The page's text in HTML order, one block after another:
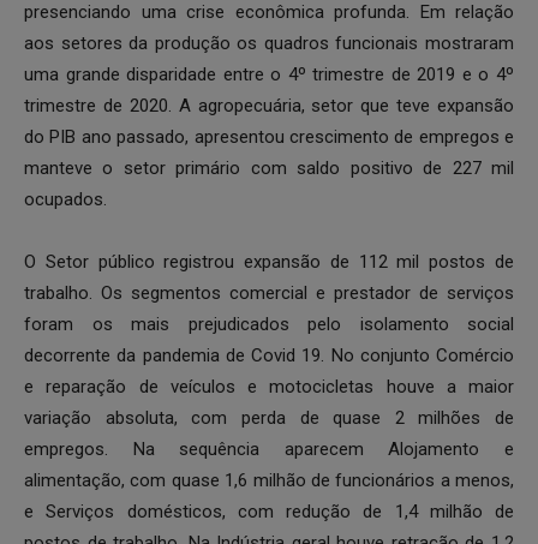
presenciando uma crise econômica profunda. Em relação
aos setores da produção os quadros funcionais mostraram
uma grande disparidade entre o 4º trimestre de 2019 e o 4º
trimestre de 2020. A agropecuária, setor que teve expansão
do PIB ano passado, apresentou crescimento de empregos e
manteve o setor primário com saldo positivo de 227 mil
ocupados.
O Setor público registrou expansão de 112 mil postos de
trabalho. Os segmentos comercial e prestador de serviços
foram os mais prejudicados pelo isolamento social
decorrente da pandemia de Covid 19. No conjunto Comércio
e reparação de veículos e motocicletas houve a maior
variação absoluta, com perda de quase 2 milhões de
empregos. Na sequência aparecem Alojamento e
alimentação, com quase 1,6 milhão de funcionários a menos,
e Serviços domésticos, com redução de 1,4 milhão de